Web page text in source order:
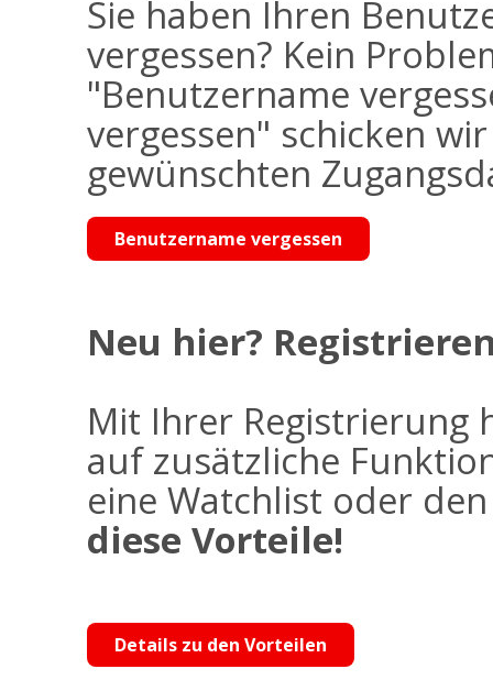
Sie haben Ihren
vergessen? Kein
"Benutzername
vergessen" schicken
gewünschten
Benutzername vergessen
Neu hier?
Mit Ihrer Registrierung
auf zusätzliche
eine Watchlist oder
diese Vorteile!
Details zu den Vorteilen